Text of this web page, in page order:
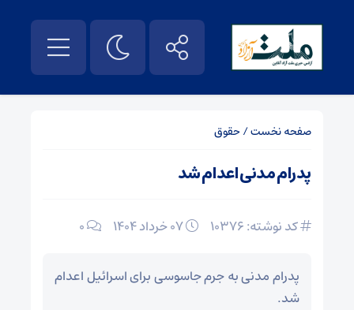
صفحه نخست/حقوق
پدرام مدنی اعدام شد
کد نوشته: 10376 0
پدرام مدنی به جرم جاسوسی برای اسرائیل اعدام
شد.